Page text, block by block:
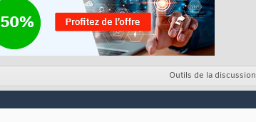
Outils de la discussion